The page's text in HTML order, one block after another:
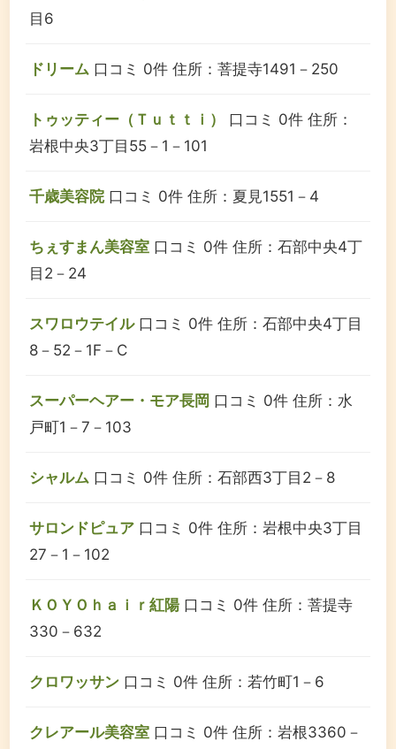
目6
ドリーム 口コミ 0件 住所：菩提寺1491－250
トゥッティー（Ｔｕｔｔｉ） 口コミ 0件 住所：
岩根中央3丁目55－1－101
千歳美容院 口コミ 0件 住所：夏見1551－4
ちぇすまん美容室 口コミ 0件 住所：石部中央4丁
目2－24
スワロウテイル 口コミ 0件 住所：石部中央4丁目
8－52－1F－C
スーパーヘアー・モア長岡 口コミ 0件 住所：水
戸町1－7－103
シャルム 口コミ 0件 住所：石部西3丁目2－8
サロンドピュア 口コミ 0件 住所：岩根中央3丁目
27－1－102
ＫＯＹＯｈａｉｒ紅陽 口コミ 0件 住所：菩提寺
330－632
クロワッサン 口コミ 0件 住所：若竹町1－6
クレアール美容室 口コミ 0件 住所：岩根3360－